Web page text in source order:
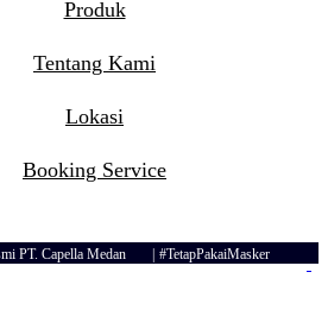
Produk
Tentang Kami
Lokasi
Booking Service
PT. Capella Medan #TetapPakaiMasker